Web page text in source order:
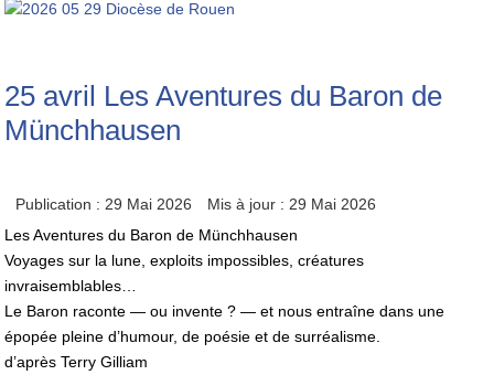
25 avril Les Aventures du Baron de
Münchhausen
Publication : 29 Mai 2026
Mis à jour : 29 Mai 2026
Les Aventures du Baron de Münchhausen
Voyages sur la lune, exploits impossibles, créatures
invraisemblables…
Le Baron raconte — ou invente ? — et nous entraîne dans une
épopée pleine d’humour, de poésie et de surréalisme.
d’après Terry Gilliam